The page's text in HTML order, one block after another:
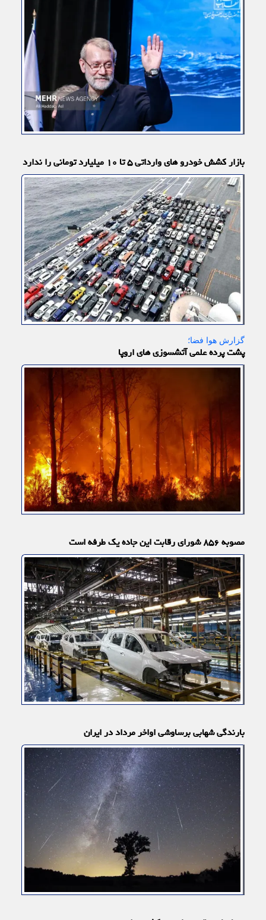
بازار کشش خودرو های وارداتی ۵ تا ۱۰ میلیارد تومانی را ندارد
گزارش هوا فضا؛
پشت پرده علمی آتشسوزی های اروپا
مصوبه ۸۵۶ شورای رقابت این جاده یک طرفه است
بارندگی شهابی برساوشی اواخر مرداد در ایران